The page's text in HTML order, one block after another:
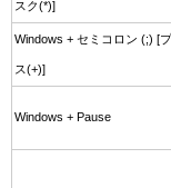
スク(*)]
Windows + セミコロン (;) [
ス(+)]
Windows + Pause